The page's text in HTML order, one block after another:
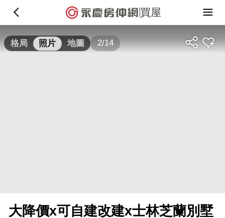
買屋
格局 照片 地圖 2/14
大降價x可自建改建x士林芝蘭別墅